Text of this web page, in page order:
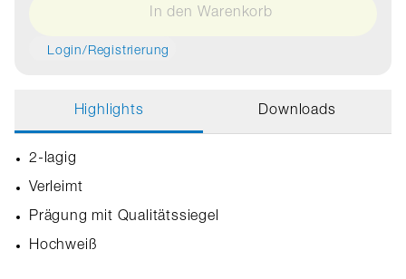
In den Warenkorb
Login/Registrierung
Highlights Downloads
2-lagig
Verleimt
Prägung mit Qualitätssiegel
Hochweiß